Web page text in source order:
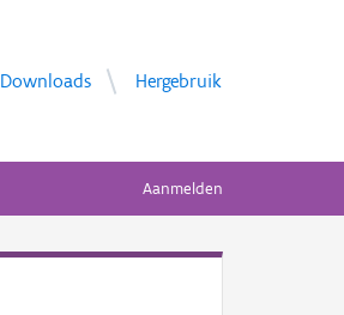
Downloads Hergebruik
Aanmelden